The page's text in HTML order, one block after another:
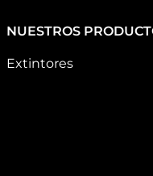
NUESTROS
Extintores